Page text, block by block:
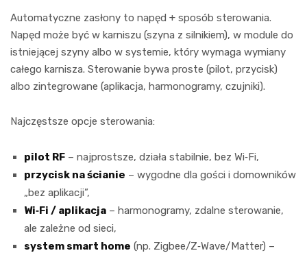
Automatyczne zasłony to napęd + sposób sterowania.
Napęd może być w karniszu (szyna z silnikiem), w module do
istniejącej szyny albo w systemie, który wymaga wymiany
całego karnisza. Sterowanie bywa proste (pilot, przycisk)
albo zintegrowane (aplikacja, harmonogramy, czujniki).
Najczęstsze opcje sterowania:
pilot RF – najprostsze, działa stabilnie, bez Wi‑Fi,
przycisk na ścianie – wygodne dla gości i domowników
„bez aplikacji”,
Wi‑Fi / aplikacja – harmonogramy, zdalne sterowanie,
ale zależne od sieci,
system smart home (np. Zigbee/Z‑Wave/Matter) –